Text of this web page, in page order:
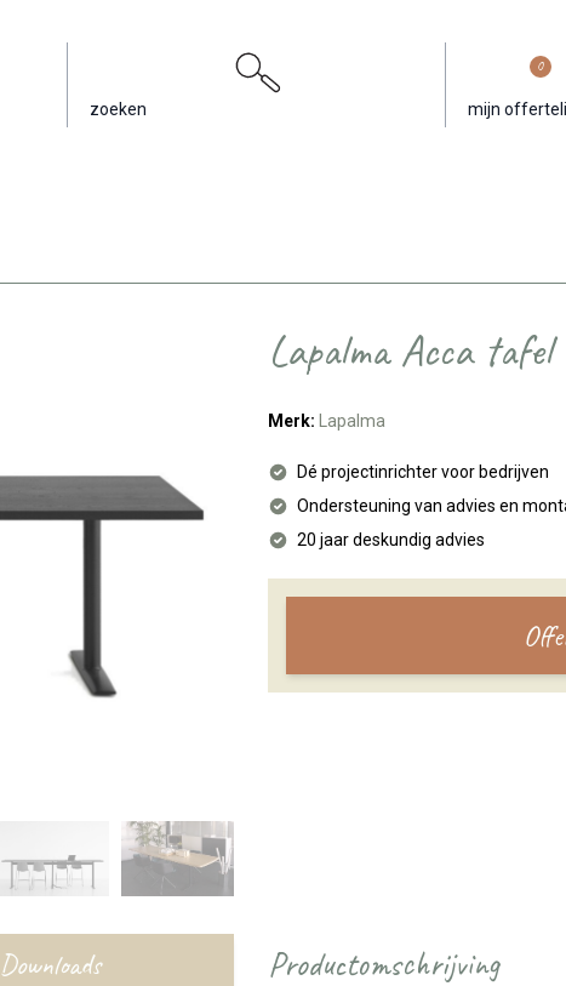
zoeken mijn
0
Lapalma Acca tafel
Merk: Lapalma
Dé projectinrichter voor bedrijven
Ondersteuning van advies en
20 jaar deskundig advies
Downloads Productomschrijving